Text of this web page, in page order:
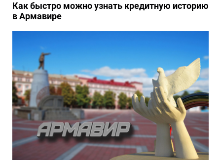
Как быстро можно узнать кредитную историю
в Армавире